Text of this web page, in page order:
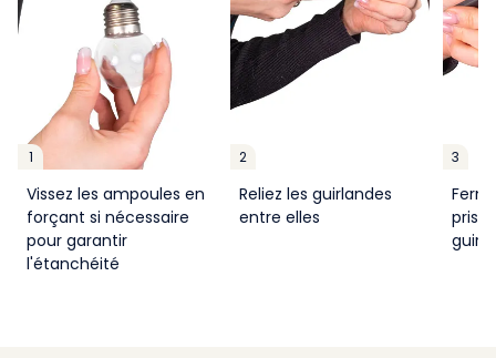
1
Vissez les ampoules en
forçant si nécessaire
pour garantir
l'étanchéité
2
Reliez les guirlandes
entre elles
3
prise